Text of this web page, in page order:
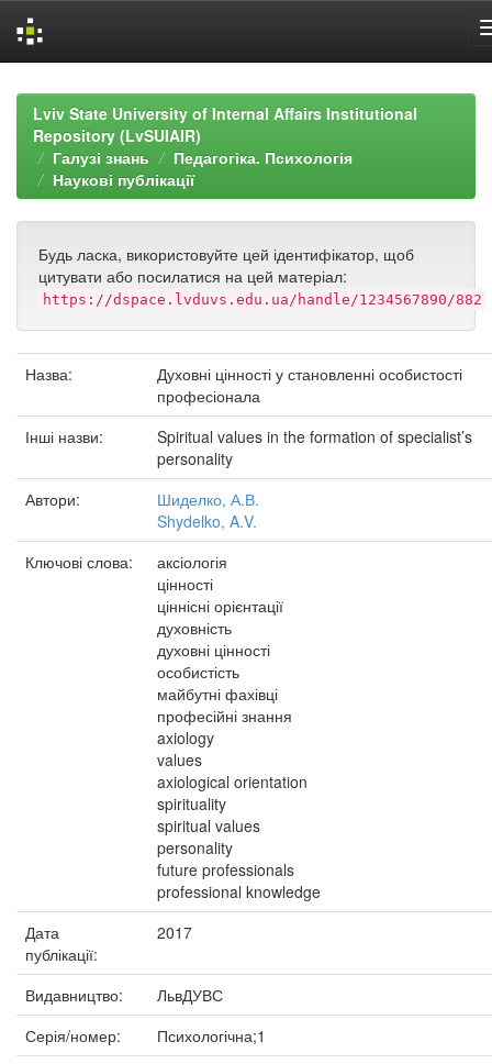
navigationLviv State University of Internal Affairs Institutional
Repository (LvSUIAIR)
Галузі знань
Педагогіка. Психологія
Наукові публікації
Будь ласка, використовуйте цей ідентифікатор, щоб
цитувати або посилатися на цей матеріал:
https://dspace.lvduvs.edu.ua/handle/1234567890/882
Назва:
Духовні цінності у становленні особистості
професіонала
Інші назви:
Spiritual values in the formation of specialist’s
personality
Автори:
Шиделко, А.В.
Shydelko, A.V.
Ключові слова:
аксіологія
цінності
ціннісні орієнтації
духовність
духовні цінності
особистість
майбутні фахівці
професійні знання
axiology
values
axiological orientation
spirituality
spiritual values
personality
future professionals
professional knowledge
Дата
публікації:
2017
Видавництво:
ЛьвДУВС
Серія/номер:
Психологічна;1